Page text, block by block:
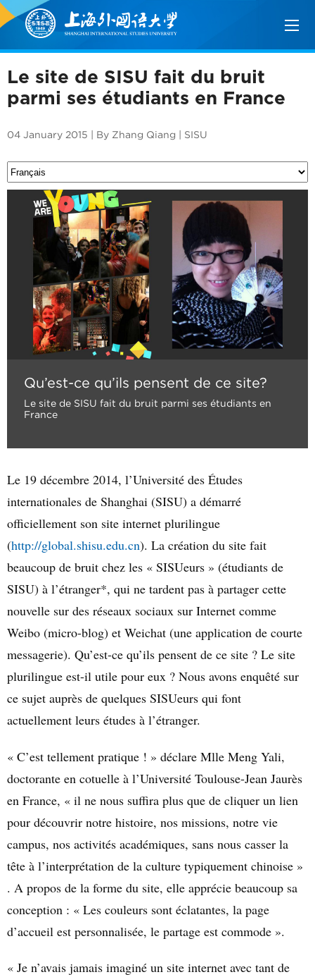
Le site de SISU fait du bruit
parmi ses étudiants en France
04 January 2015 | By Zhang Qiang | SISU
Qu’est-ce qu’ils pensent de ce site?
Le site de SISU fait du bruit parmi ses étudiants en
France
Le 19 décembre 2014, l’Université des Études
internationales de Shanghai (SISU) a démarré
officiellement son site internet plurilingue
(http://global.shisu.edu.cn). La création du site fait
beaucoup de bruit chez les « SISUeurs » (étudiants de
SISU) à l’étranger*, qui ne tardent pas à partager cette
nouvelle sur des réseaux sociaux sur Internet comme
Weibo (micro-blog) et Weichat (une application de courte
messagerie). Qu’est-ce qu’ils pensent de ce site ? Le site
plurilingue est-il utile pour eux ? Nous avons enquêté sur
ce sujet auprès de quelques SISUeurs qui font
actuellement leurs études à l’étranger.
« C’est tellement pratique ! » déclare Mlle Meng Yali,
doctorante en cotuelle à l’Université Toulouse-Jean Jaurès
en France, « il ne nous suffira plus que de cliquer un lien
pour découvrir notre histoire, nos missions, notre vie
campus, nos activités académiques, sans nous casser la
tête à l’interprétation de la culture typiquement chinoise »
. A propos de la forme du site, elle apprécie beaucoup sa
conception : « Les couleurs sont éclatantes, la page
d’accueil est personnalisée, le partage est commode ».
« Je n’avais jamais imaginé un site internet avec tant de